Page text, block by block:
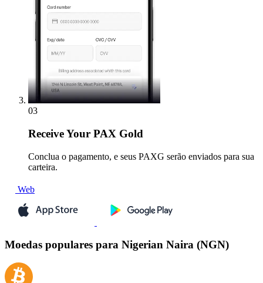
03
ReceiveYour PAX Gold
Conclua o pagamento, e seus PAXG serão enviados para sua
carteira.
Web
Moedas populares para Nigerian Naira (NGN)